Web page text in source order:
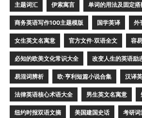
主题词汇 伊索寓言 单词的用法及固定搭
商务英语写作100主题模版 国学英译 外
女生英文名寓意 官方文件·双语全文 容
必知的欧美文化常识大全 改变人生的英语励
易混词辨析 欧·亨利短篇小说合集 汉译
法律英语核心术语大全 男生英文名寓意
纽约时报双语文摘 美国建国史话 考研词